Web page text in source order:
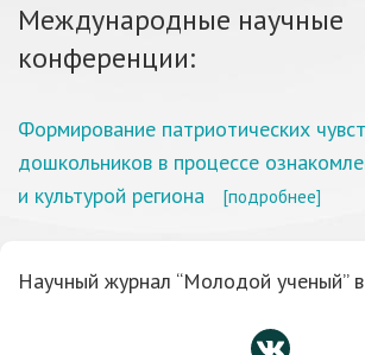
Международные научные
конференции:
Формирование патриотических
дошкольников в процессе
и культурой региона
[подробнее]
Научный журнал “Молодой ученый”